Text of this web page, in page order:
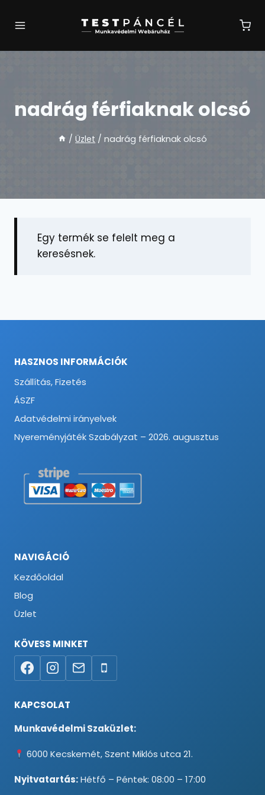
nadrág férfiaknak olcsó
/ Üzlet / nadrág férfiaknak olcsó
Egy termék se felelt meg a
keresésnek.
HASZNOS INFORMÁCIÓK
Szállítás, Fizetés
ÁSZF
Adatvédelmi irányelvek
Nyereményjáték Szabályzat – 2026. augusztus
NAVIGÁCIÓ
Kezdőoldal
Blog
Üzlet
KÖVESS MINKET
KAPCSOLAT
Munkavédelmi Szaküzlet:
6000 Kecskemét, Szent Miklós utca 21.
Nyitvatartás:Hétfő – Péntek: 08:00 – 17:00